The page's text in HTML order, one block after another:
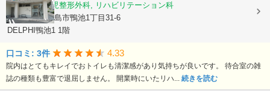
整形外科, 小児整形外科, リハビリテーション科
鹿児島県鹿児島市鴨池1丁目31-6
DELPHI鴨池1 1階
口コミ: 3件 4.33
院内はとてもキレイでおトイレも清潔感があり気持ちが良いです。 待合室の雑
誌の種類も豊富で退屈しません。 開業時にいたリハ... 続きを読む